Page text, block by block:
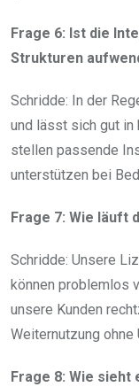
Frage 6: Ist die
Strukturen
Schridde: In der
und lässt sich gut in
stellen passende
unterstützen bei
Frage 7: Wie läuft
Schridde: Unsere
können problemlos
unsere Kunden
Weiternutzung ohne
Frage 8: Wie sieht